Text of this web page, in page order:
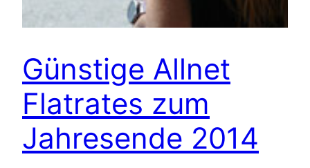
Günstige Allnet
Flatrates zum
Jahresende 2014